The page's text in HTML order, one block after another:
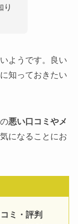
り
ようです。良い
知っておきたい
悪い口コミやメ
気になることにお
ミ・評判